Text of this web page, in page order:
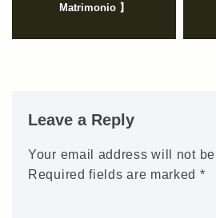
Matrimonio 】
Leave a Reply
Your email address will not
Required fields are marked *